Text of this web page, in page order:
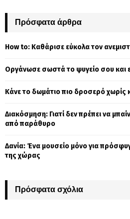
h
o
:
Πρόσφατα άρθρα
How to: Καθάρισε εύκολα τον
Οργάνωσε σωστά το ψυγείο σου και
Κάνε το δωμάτιο πιο δροσερό χωρίς
Διακόσμηση: Γιατί δεν πρέπει να
από παράθυρο
Δανία: Ένα μουσείο μόνο για
της χώρας
Πρόσφατα σχόλια